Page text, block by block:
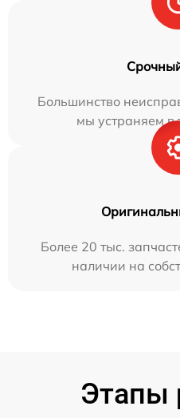
Большинство
мы устраняем в
Более 20 тыс.
наличии на
Этапы